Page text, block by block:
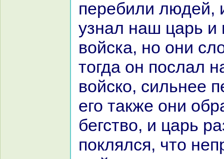
перебили людей,
узнaл нaш царь и
войска, но они
тогда он послал
войскo, сильнее
его также они
бегство, и царь
поклялся, что